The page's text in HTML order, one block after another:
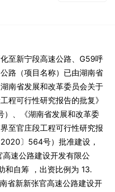
至新宁段高速公路、G59呼
路（项目名称）已由湖南省
南省发展和改革委员会关于
程可行性研究报告的批复》
）、《湖南省发展和改革委
至官庄段工程可行性研究报
〕564号）批准建设，
速公路建设开发有限公
和自筹 ，出资比例为 13.
省新新张官高速公路建设开